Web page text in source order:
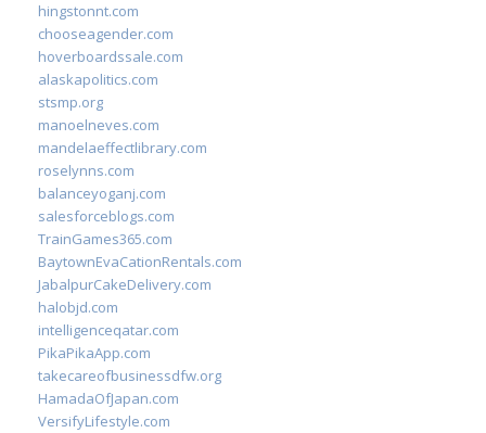
hingstonnt.com
chooseagender.com
hoverboardssale.com
alaskapolitics.com
stsmp.org
manoelneves.com
mandelaeffectlibrary.com
roselynns.com
balanceyoganj.com
salesforceblogs.com
TrainGames365.com
BaytownEvaCationRentals.com
JabalpurCakeDelivery.com
halobjd.com
intelligenceqatar.com
PikaPikaApp.com
takecareofbusinessdfw.org
HamadaOfJapan.com
VersifyLifestyle.com